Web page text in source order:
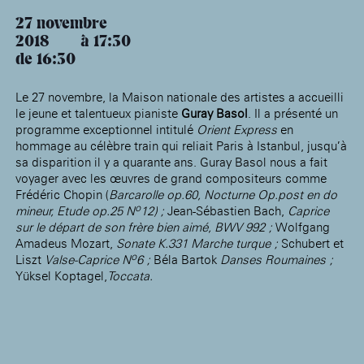
27 novembre
2018
de 16:30
17:30
Le 27 novembre, la Maison nationale des artistes a accueilli
le jeune et talentueux pianiste Guray Basol. Il a présenté un
programme exceptionnel intitulé Orient Express en
hommage au célèbre train qui reliait Paris à Istanbul, jusqu’à
sa disparition il y a quarante ans. Guray Basol nous a fait
voyager avec les œuvres de grand compositeurs comme
Frédéric Chopin (Barcarolle op.60, Nocturne Op.post en do
mineur, Etude op.25 No12) ; Jean-Sébastien Bach, Caprice
sur le départ de son frère bien aimé, BWV 992 ; Wolfgang
Amadeus Mozart, Sonate K.331 Marche turque ; Schubert et
Liszt Valse-Caprice No6 ; Béla Bartok Danses Roumaines ;
Yüksel Koptagel,Toccata.
des artistes
Salomon de Rothschild
Jardin public de l’Hôtel
Salomon de Rothschild